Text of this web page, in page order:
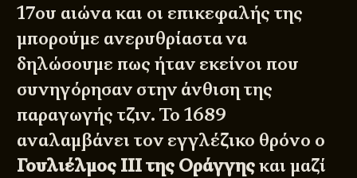
17ου αιώνα και οι επικεφαλής της
μπορούμε ανερυθρίαστα να
δηλώσουμε πως ήταν εκείνοι που
συνηγόρησαν στην άνθιση της
παραγωγής τζιν. Το 1689
αναλαμβάνει τον εγγλέζικο θρόνο ο
Γουλιέλμος ΙΙΙ της Οράγγηςκαι μαζί